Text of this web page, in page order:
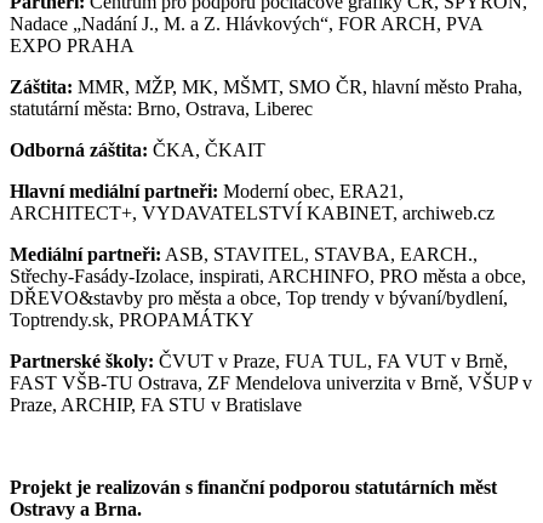
Nadace „Nadání J., M. a Z. Hlávkových“, FOR ARCH, PVA
EXPO PRAHA
Záštita: MMR, MŽP, MK, MŠMT, SMO ČR, hlavní město Praha,
statutární města: Brno, Ostrava, Liberec
Odborná záštita: ČKA, ČKAIT
Hlavní mediální partneři: Moderní obec, ERA21,
ARCHITECT+, VYDAVATELSTVÍ KABINET, archiweb.cz
Mediální partneři: ASB, STAVITEL, STAVBA, EARCH.,
Střechy-Fasády-Izolace, inspirati, ARCHINFO, PRO města a obce,
DŘEVO&stavby pro města a obce, Top trendy v bývaní/bydlení,
Toptrendy.sk, PROPAMÁTKY
Partnerské školy: ČVUT v Praze, FUA TUL, FA VUT v Brně,
FAST VŠB-TU Ostrava, ZF Mendelova univerzita v Brně, VŠUP v
Praze, ARCHIP, FA STU v Bratislave
Projekt je realizován s finanční podporou statutárních měst
Ostravy a Brna.